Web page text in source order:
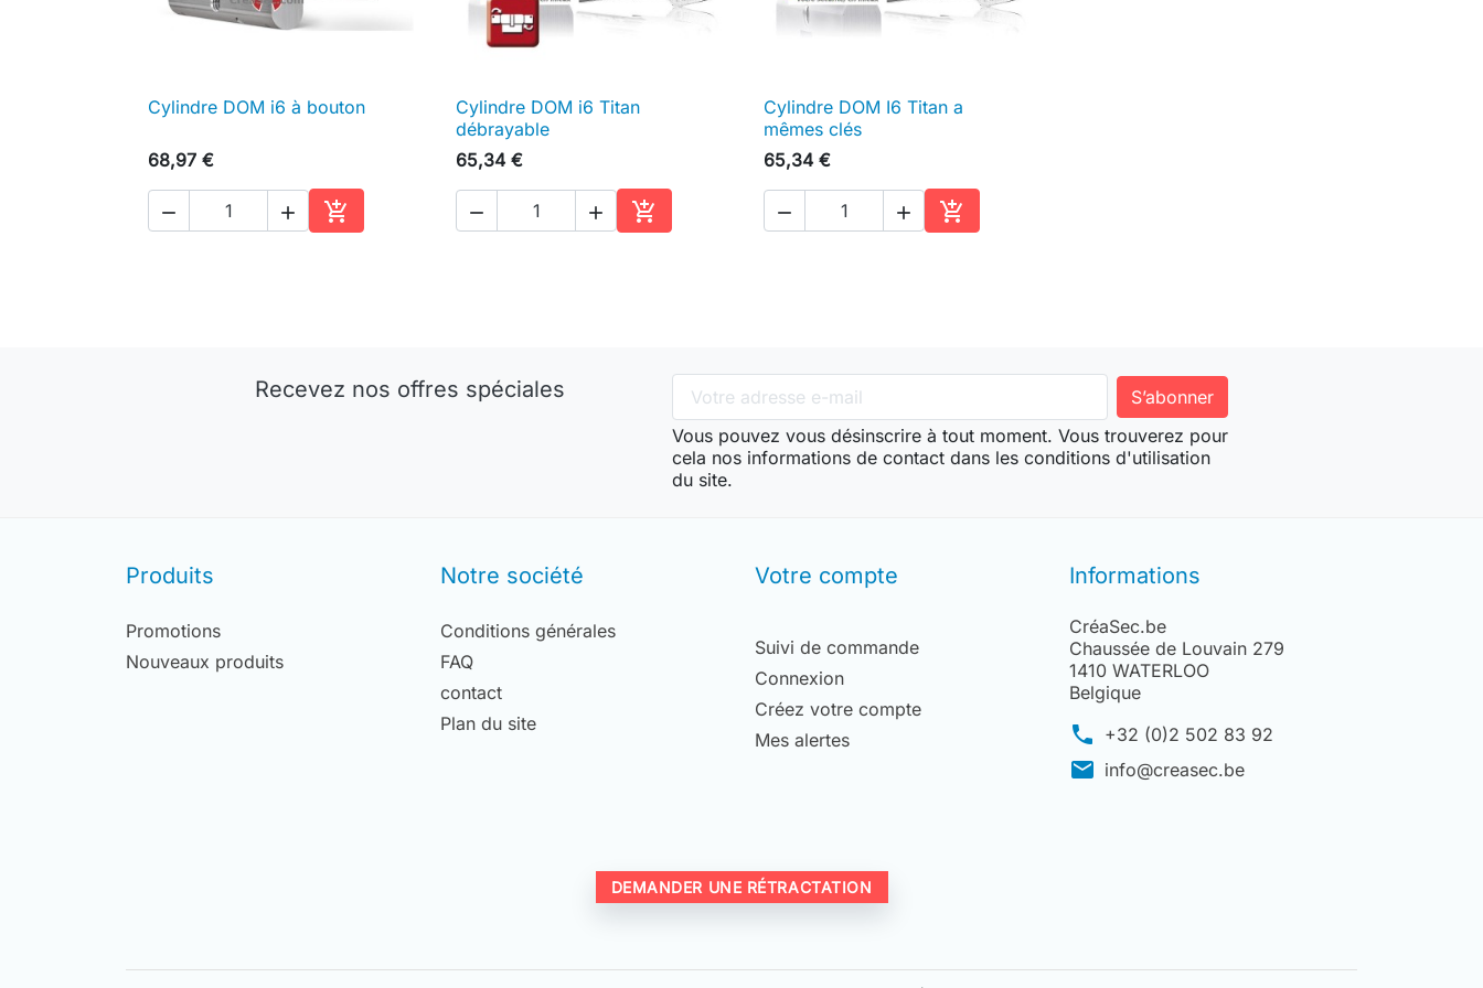
 Aperçu rapide
Cylindre DOM i6 à bouton
68,97 €
  
Ajouter au panier
 Aperçu rapide
Cylindre DOM i6 Titan
débrayable
65,34 €
  
Ajouter au panier
 Aperçu rapide
Cylindre DOM I6 Titan a
mêmes clés
65,34 €
  
Ajouter au panier
Recevez nos offres spéciales
Vous pouvez vous désinscrire à tout moment. Vous trouverez pour
cela nos informations de contact dans les conditions d'utilisation
du site.
Produits
Promotions
Nouveaux produits
Notre société
Conditions générales
FAQ
contact
Plan du site
Votre compte
Suivi de commande
Connexion
Créez votre compte
Mes alertes
Informations
CréaSec.be
Chaussée de Louvain 279
1410 WATERLOO
Belgique
phone +32 (0)2 502 83 92
mail info@creasec.be
DEMANDER UNE RÉTRACTATION